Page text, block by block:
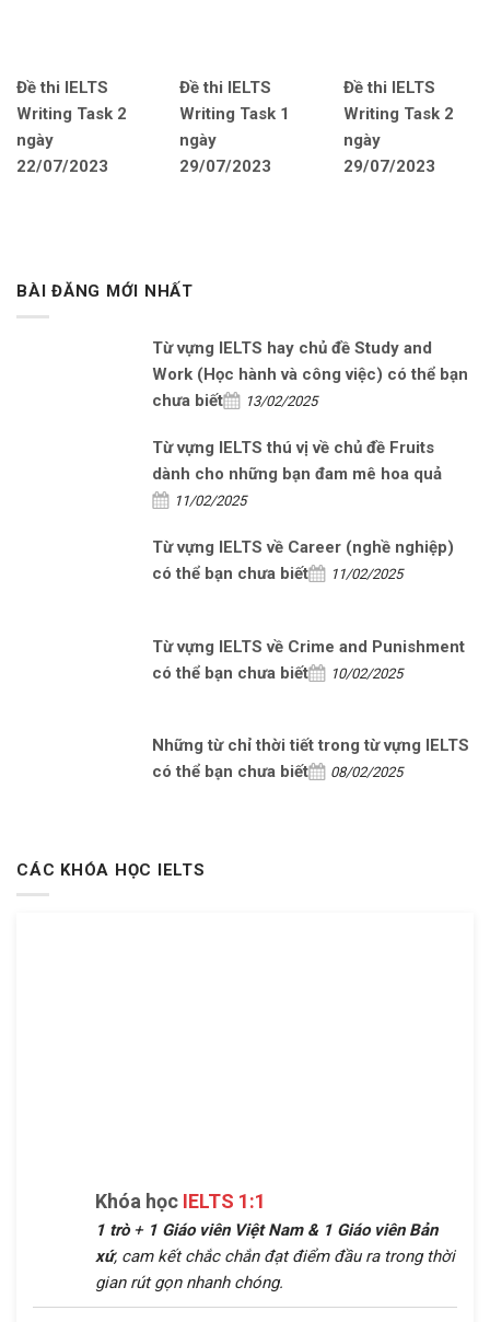
Đề thi IELTS
Writing Task 2
ngày
22/07/2023
Đề thi IELTS
Writing Task 1
ngày
29/07/2023
Đề thi IELTS
Writing Task 2
ngày
29/07/2023
BÀI ĐĂNG MỚI NHẤT
Từ vựng IELTS hay chủ đề Study and
Work (Học hành và công việc) có thể bạn
chưa biết
13/02/2025
Từ vựng IELTS thú vị về chủ đề Fruits
dành cho những bạn đam mê hoa quả
11/02/2025
Từ vựng IELTS về Career (nghề nghiệp)
có thể bạn chưa biết
11/02/2025
Từ vựng IELTS về Crime and Punishment
có thể bạn chưa biết
10/02/2025
Những từ chỉ thời tiết trong từ vựng IELTS
có thể bạn chưa biết
08/02/2025
CÁC KHÓA HỌC IELTS
Khóa học IELTS 1:1
1 trò+ 1 Giáo viên Việt Nam & 1 Giáo viên Bản
xứ, cam kết chắc chắn đạt điểm đầu ra trong thời
gian rút gọn nhanh chóng.